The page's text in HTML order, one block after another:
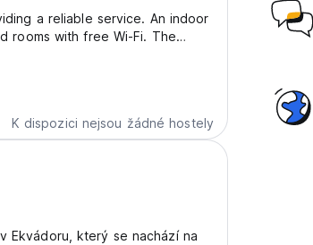
a reliable service. An indoor
rooms with free Wi-Fi. The
K dispozici nejsou žádné hostely
Ekvádoru, který se nachází na